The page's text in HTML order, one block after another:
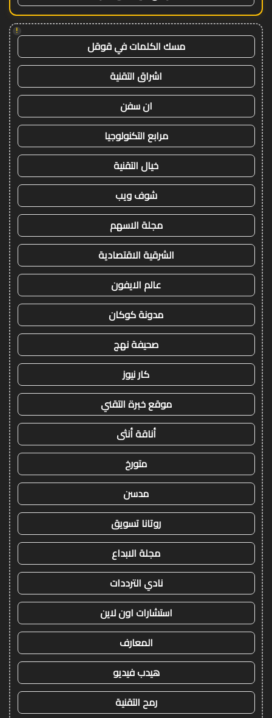
!
مسك الكلمات في قوقل
اشراق التقنية
ان سفن
مرابع التكنولوجيا
خيال التقنية
شوف ويب
مجلة الاسهم
الشرقية الاقتصادية
عالم الايفون
مدونة كوكان
صحيفة نهج
كار نيوز
موقع خبرة التقني
أناقة أنثى
متورخ
مدسن
روتانا تسويق
مجلة الابداع
نادي الترددات
استشارات اون لاين
المعارف
هيدب فيديو
رمح التقنية